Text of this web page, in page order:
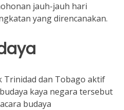
jauh-jauh hari
yang direncanakan.
Trinidad dan Tobago aktif
kaya negara tersebut
budaya